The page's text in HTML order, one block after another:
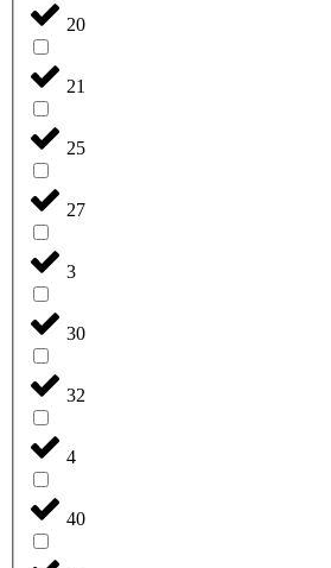
20
21
25
27
3
30
32
4
40